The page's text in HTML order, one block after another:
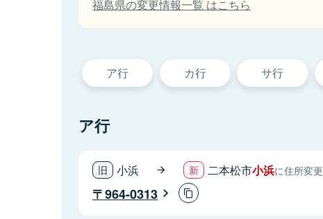
福島県の変更情報一覧 はこちら
ア行 カ行 サ行
ア行
小浜 二本松市小浜に住所変更
964-0313